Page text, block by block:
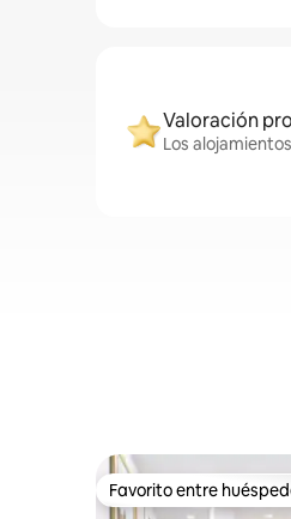
Valoración
Los
Favorito entre
Favorito entre